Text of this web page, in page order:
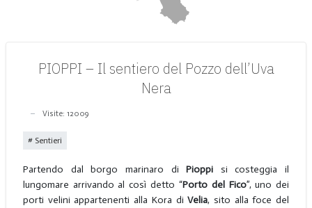
PIOPPI – Il sentiero del Pozzo dell’Uva
Nera
Visite: 12009
Sentieri
Partendo dal borgo marinaro diPioppi si costeggia il
lungomare arrivando al così detto “Porto del Fico”, uno dei
porti velini appartenenti alla Kora diVelia, sito alla foce del